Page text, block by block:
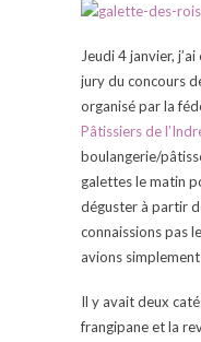
Jeudi 4 janvier,
jury du concours
organisé par la
Pâtissiers de
boulangerie/
galettes le matin
déguster à partir
connaissions pas
avions
Il y avait deux
frangipane et la